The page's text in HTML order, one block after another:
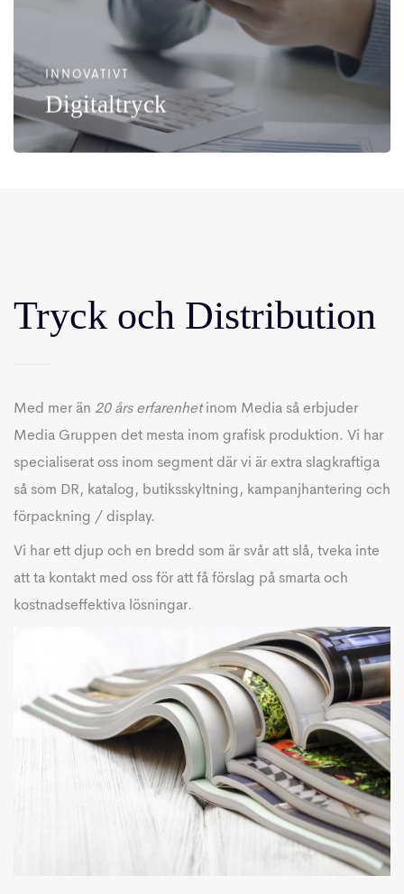
INNOVATIVT
Digitaltryck
Tryck och Distribution
Med mer än 20 års erfarenhetinom Media så erbjuder
Media Gruppen det mesta inom grafisk produktion. Vi har
specialiserat oss inom segment där vi är extra slagkraftiga
så som DR, katalog, butiksskyltning, kampanjhantering och
förpackning / display.
Vi har ett djup och en bredd som är svår att slå, tveka inte
att ta kontakt med oss för att få förslag på smarta och
kostnadseffektiva lösningar.